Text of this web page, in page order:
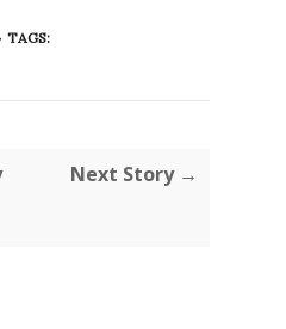
TAGS:
Next Story →